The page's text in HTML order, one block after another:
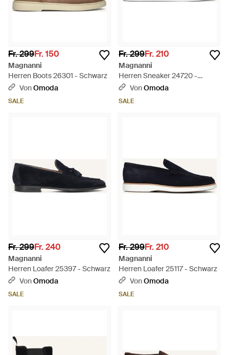
Fr. 299Fr. 150
Magnanni
Herren Boots 26301 - Schwarz
VonOmoda
SALE
Fr. 299Fr. 210
Magnanni
Herren Sneaker 24720 -
Schwarz
VonOmoda
SALE
Fr. 299Fr. 240
Magnanni
Herren Loafer 25397 - Schwarz
VonOmoda
SALE
Fr. 299Fr. 210
Magnanni
Herren Loafer 25117 - Schwarz
VonOmoda
SALE